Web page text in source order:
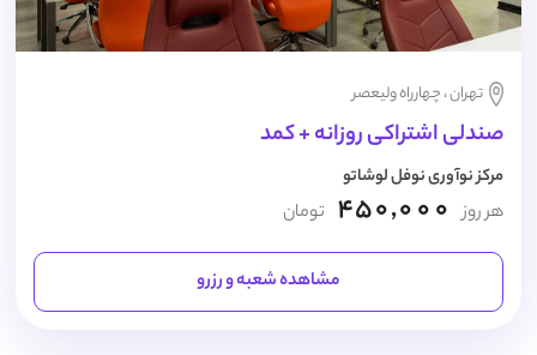
تهران ، چهارراه ولیعصر
صندلی اشتراکی روزانه + کمد
مرکز نوآوری نوفل لوشاتو
هر روز 450,000 تومان
مشاهده شعبه و رزرو